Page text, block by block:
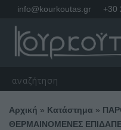
info@kourkoutas.gr +30
Αρχική » Κατάστημα »
ΘΕΡΜΑΙΝΟΜΕΝΕΣ